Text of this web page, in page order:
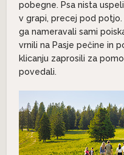
pobegne. Psa nista
v grapi, precej pod
ga nameravali sami
vrnili na Pasje pečine in
klicanju zaprosili za
povedali.